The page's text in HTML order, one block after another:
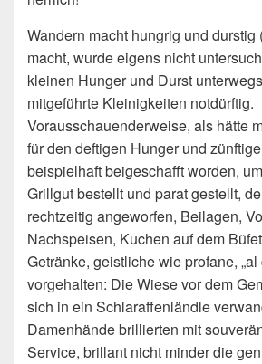
Wandern macht hungrig und durstig
macht, wurde eigens nicht
kleinen Hunger und Durst
mitgeführte Kleinigkeiten notdürftig.
Vorausschauenderweise, als hätte
für den deftigen Hunger und
beispielhaft beigeschafft worden,
Grillgut bestellt und parat gestellt,
rechtzeitig angeworfen, Beilagen,
Nachspeisen, Kuchen auf dem
Getränke, geistliche wie profane, „al
vorgehalten: Die Wiese vor dem
sich in ein Schlaraffenländle
Damenhände brillierten mit
Service, brillant nicht minder die